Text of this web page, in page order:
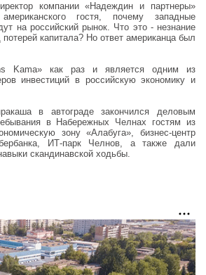
компании «Надеждин и партнеры»
гостя, почему западные
на российский рынок. Что это - незнание
капитала? Но ответ американца был
Kama» как раз и является одним из
инвестиций в российскую экономику и
в автограде закончился деловым
в Набережных Челнах гостям из
зону «Алабуга», бизнес-центр
ИТ-парк Челнов, а также дали
скандинавской ходьбы.